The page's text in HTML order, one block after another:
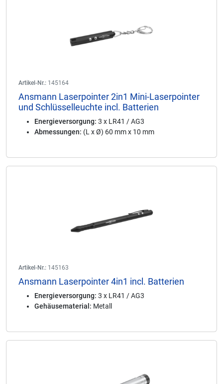
Artikel-Nr.: 145164
Ansmann Laserpointer 2in1 Mini-Laserpointer
und Schlüsselleuchte incl. Batterien
Energieversorgung: 3 x LR41 / AG3
Abmessungen: (L x Ø) 60 mm x 10 mm
Artikel-Nr.: 145163
Ansmann Laserpointer 4in1 incl. Batterien
Energieversorgung: 3 x LR41 / AG3
Gehäusematerial: Metall